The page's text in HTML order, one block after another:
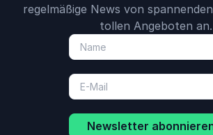
regelmäßige News von
tollen Angeboten an.
Newsletter